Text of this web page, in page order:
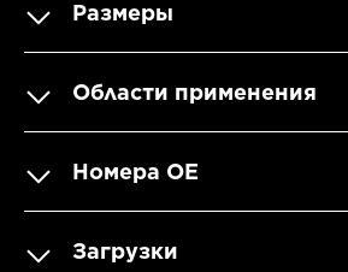
Размеры
Области применения
Номера OE
Загрузки